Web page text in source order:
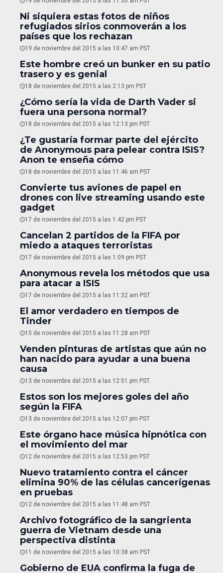
Ni siquiera estas fotos de niños
refugiados sirios conmoverán a los
países que los rechazan
19 de noviembre del 2015 a las 10:47 am PST
Este hombre creó un bunker en su patio
trasero y es genial
18 de noviembre del 2015 a las 2:13 pm PST
¿Cómo sería la vida de Darth Vader si
fuera una persona normal?
18 de noviembre del 2015 a las 12:13 pm PST
¿Te gustaría formar parte del ejército
de Anonymous para pelear contra ISIS?
Anon te enseña cómo
18 de noviembre del 2015 a las 11:46 am PST
Convierte tus aviones de papel en
drones con live streaming usando este
gadget
17 de noviembre del 2015 a las 1:42 pm PST
Cancelan 2 partidos de la FIFA por
miedo a ataques terroristas
17 de noviembre del 2015 a las 1:09 pm PST
Anonymous revela los métodos que usa
para atacar a ISIS
17 de noviembre del 2015 a las 11:32 am PST
El amor verdadero en tiempos de
Tinder
15 de noviembre del 2015 a las 11:28 am PST
Venden pinturas de artistas que aún no
han nacido para ayudar a una buena
causa
13 de noviembre del 2015 a las 12:51 pm PST
Estos son los mejores goles del año
según la FIFA
13 de noviembre del 2015 a las 12:07 pm PST
Este órgano hace música hipnótica con
el movimiento del mar
12 de noviembre del 2015 a las 12:53 pm PST
Nuevo tratamiento contra el cáncer
elimina 90% de las células cancerígenas
en pruebas
12 de noviembre del 2015 a las 11:48 am PST
Archivo fotográfico de la sangrienta
guerra de Vietnam desde una
perspectiva distinta
11 de noviembre del 2015 a las 10:38 am PST
Gobierno de EUA confirma la fuga de